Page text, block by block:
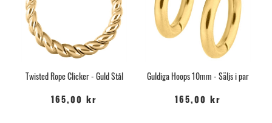
Twisted Rope Clicker - Guld Stål
165,00 kr
Guldiga Hoops 10mm - Säljs i par
165,00 kr